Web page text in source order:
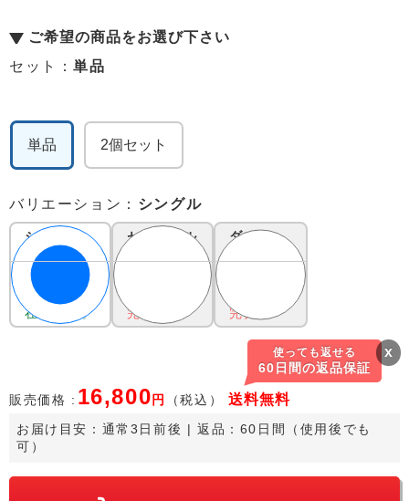
ご希望の商品をお選び下さい
セット：単品
単品 2個セット
バリエーション： シングル
シングル
在庫あり。
セミダブル
完売。
ダブル
完売。
販売価格 : 16,800 円 （税込） 送料無料
使っても返せる
60日間の返品保証
x
お届け目安： 通常3日前後 | 返品：60日間（使用後でも
可）